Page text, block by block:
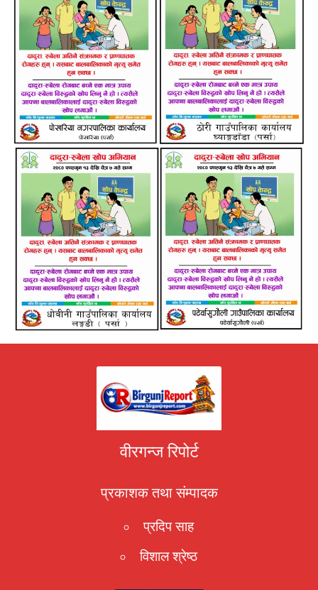
वीरगन्ज रिपोर्ट
प्रकाशक तथा संम्पादक
प्रदिप साह
विशाल श्रेष्ठ